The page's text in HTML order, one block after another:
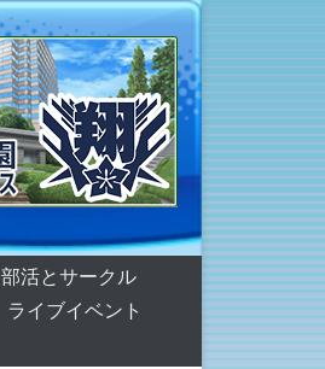
部活とサークル
ライブイベント